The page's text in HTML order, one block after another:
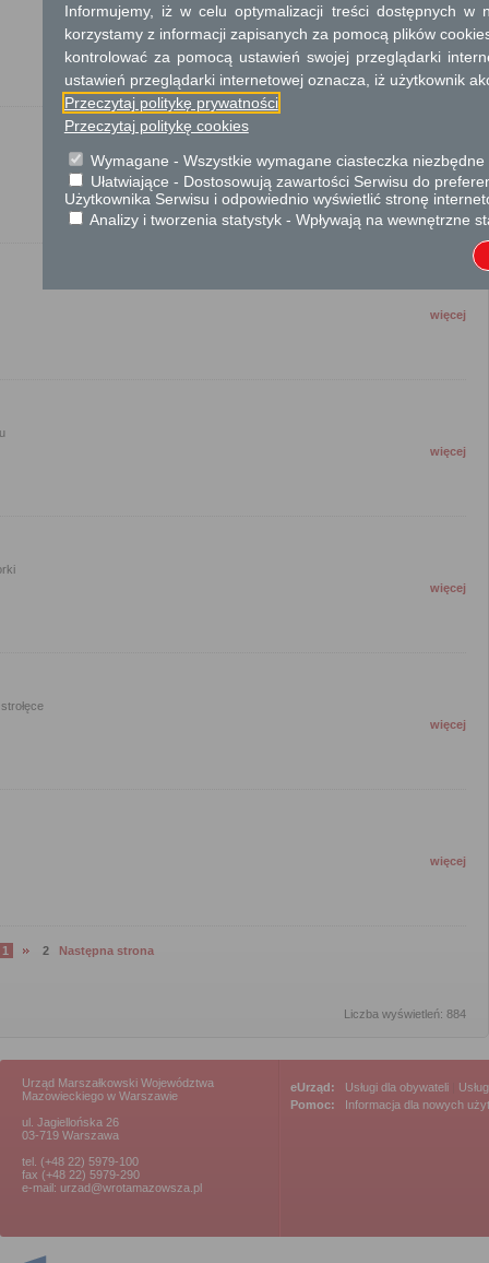
więcej
więcej
więcej
więcej
więcej
więcej
więcej
1 strona
2 strona
Następna strona
Liczba wyświetleń: 884
Urząd Marszałkowski Województwa
Mazowieckiego w Warszawie
ul. Jagiellońska 26
03-719 Warszawa
tel. (+48 22) 5979-100
fax (+48 22) 5979-290
e-mail: urzad@wrotamazowsza.pl
eUrząd: Usługi dla obywateli
Pomoc:
Informacja dla nowych
Informujemy, iż w celu optymalizacji treści dostępnych w
korzystamy z informacji zapisanych za pomocą plików
kontrolować za pomocą ustawień swojej przeglądarki
ustawień przeglądarki internetowej oznacza, iż użytkownik
Przeczytaj politykę prywatności
Przeczytaj politykę cookies
Wymagane - Wszystkie wymagane ciasteczka
Ułatwiające - Dostosowują zawartości Serwisu do
Użytkownika Serwisu i odpowiednio wyświetlić stronę
Analizy i tworzenia statystyk - Wpływają na wewnętrzne